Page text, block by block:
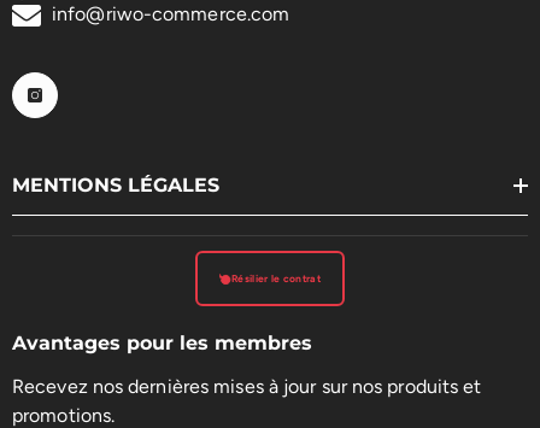
info@riwo-commerce.com
MENTIONS LÉGALES
Résilier le contrat
Avantages pour les membres
Recevez nos dernières mises à jour sur nos produits et
promotions.